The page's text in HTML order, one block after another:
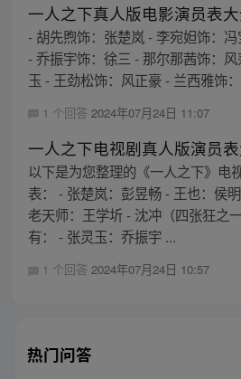
一人之下真人版电影演员表
- 胡先煦饰：张楚岚 - 李宛妲饰：
- 乔振宇饰：徐三 - 那尔那茜饰：
玉 - 王劲松饰：风正豪 - 兰西雅饰
1 个回答 2024年07月24日 11:07
一人之下电视剧真人版演员
以下是为您整理的《一人之下》电
表： - 张楚岚：彭昱畅 - 王也：侯
老天师：王学圻 - 沈冲（四张狂之
有： - 张灵玉：乔振宇 ...
1 个回答 2024年07月24日 10:57
热门问答